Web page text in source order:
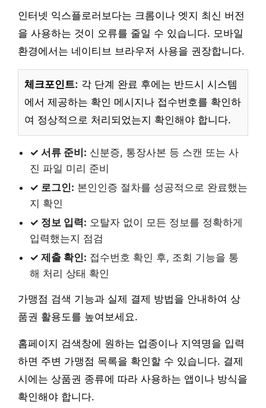
인터넷 익스플로러보다는 크롬이나 엣지 최신 버전
을 사용하는 것이 오류를 줄일 수 있습니다. 모바일
환경에서는 네이티브 브라우저 사용을 권장합니다.
체크포인트: 각 단계 완료 후에는 반드시 시스템
에서 제공하는 확인 메시지나 접수번호를 확인하
여 정상적으로 처리되었는지 확인해야 합니다.
✓ 서류 준비: 신분증, 통장사본 등 스캔 또는 사
진 파일 미리 준비
✓ 로그인: 본인인증 절차를 성공적으로 완료했는
지 확인
✓ 정보 입력: 오탈자 없이 모든 정보를 정확하게
입력했는지 점검
✓ 제출 확인: 접수번호 확인 후, 조회 기능을 통
해 처리 상태 확인
가맹점 검색 기능과 실제 결제 방법을 안내하여 상
품권 활용도를 높여보세요.
홈페이지 검색창에 원하는 업종이나 지역명을 입력
하면 주변 가맹점 목록을 확인할 수 있습니다. 결제
시에는 상품권 종류에 따라 사용하는 앱이나 방식을
확인해야 합니다.